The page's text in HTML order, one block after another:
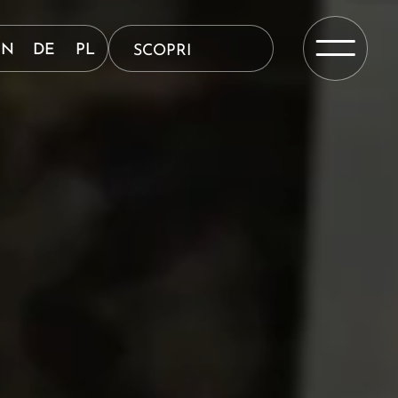
DE PL SCOPRI